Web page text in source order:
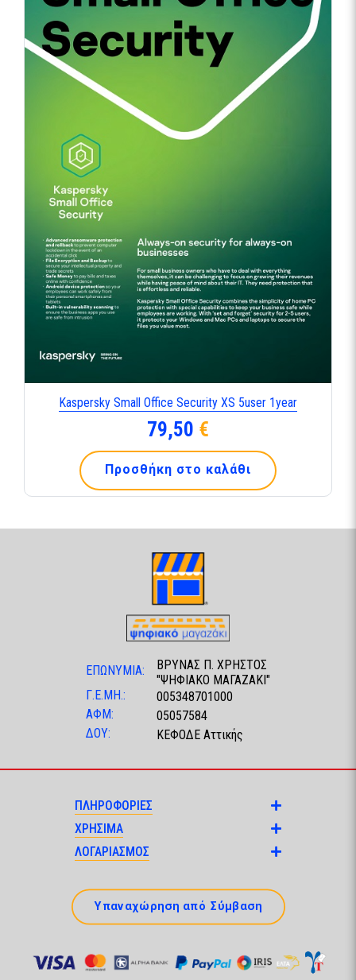
Kaspersky Small Office Security XS 5user 1year
79,50 €
Προσθήκη στο καλάθι
ΕΠΩΝΥΜΙΑ:
ΒΡΥΝΑΣ Π. ΧΡΗΣΤΟΣ
"ΨΗΦΙΑΚΟ ΜΑΓΑΖΑΚΙ"
Γ.Ε.ΜΗ.:
005348701000
ΑΦΜ:
05057584
ΔΟΥ:
ΚΕΦΟΔΕ Αττικής
ΠΛΗΡΟΦΟΡΙΕΣ
ΧΡΗΣΙΜΑ
ΛΟΓΑΡΙΑΣΜΟΣ
Υπαναχώρηση από Σύμβαση